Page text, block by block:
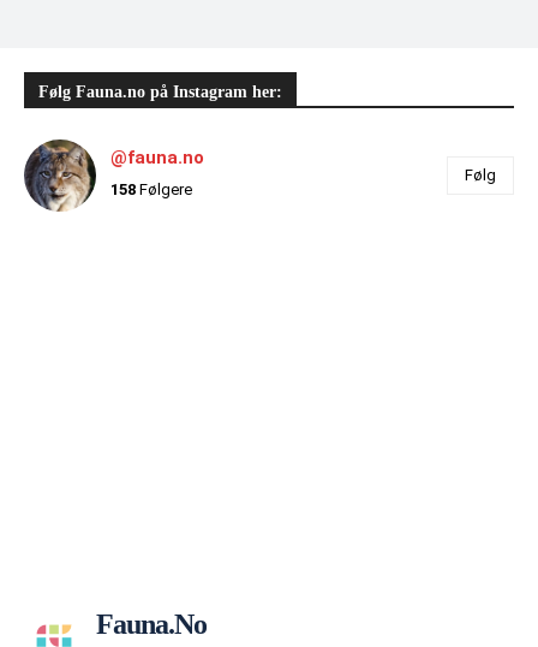
Følg Fauna.no på Instagram her:
@fauna.no
158 Følgere
Følg
Fauna.no